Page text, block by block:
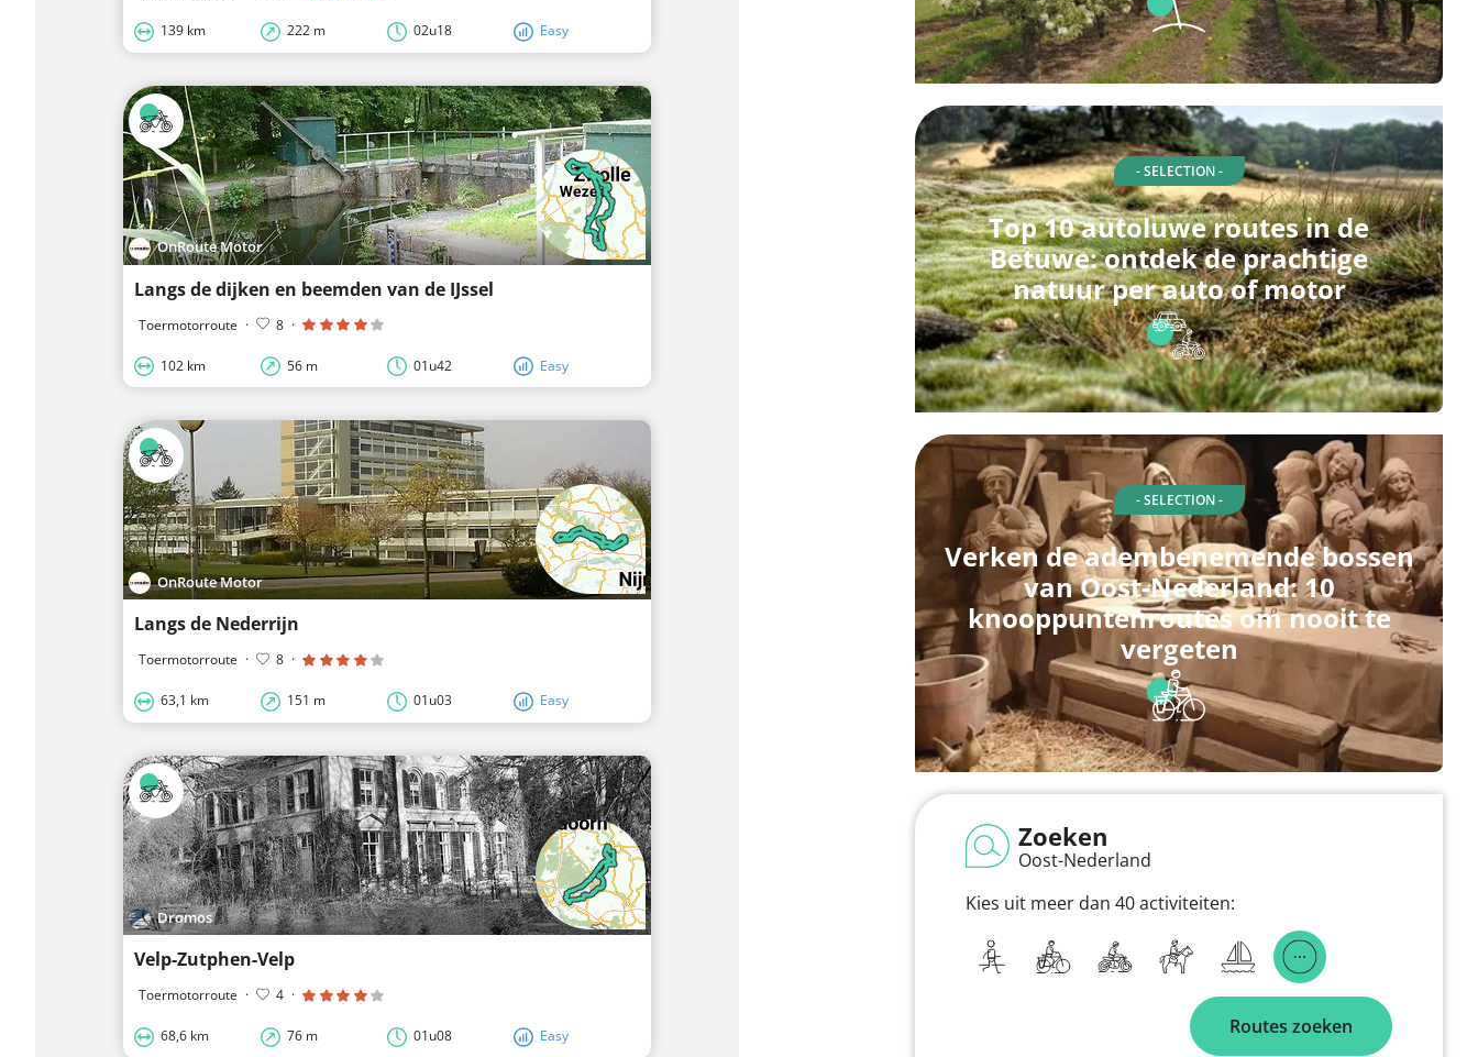
139 km 222 m 02u18 Easy
OnRoute Motor
Langs de dijken en beemden van de IJssel
Toermotorroute · 8 ·
102 km 56 m 01u42 Easy
OnRoute Motor
Langs de Nederrijn
Toermotorroute · 8 ·
63,1 km 151 m 01u03 Easy
Dromos
Velp-Zutphen-Velp
Toermotorroute · 4 ·
68,6 km 76 m 01u08 Easy
- SELECTION -
Top 10 autoluwe routes in de
Betuwe: ontdek de prachtige
natuur per auto of motor
- SELECTION -
Verken de adembenemende bossen
van Oost-Nederland: 10
knooppuntenroutes om nooit te
vergeten
Zoeken
Oost-Nederland
Kies uit meer dan 40 activiteiten:
Routes zoeken